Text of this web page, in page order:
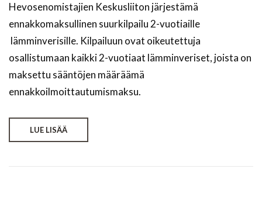
Hevosenomistajien Keskusliiton järjestämä
ennakkomaksullinen suurkilpailu 2-vuotiaille
lämminverisille. Kilpailuun ovat oikeutettuja
osallistumaan kaikki 2-vuotiaat lämminveriset, joista on
maksettu sääntöjen määräämä
ennakkoilmoittautumismaksu.
LUE LISÄÄ